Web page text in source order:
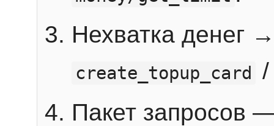
Нехватка денег
create_topup_card
Пакет запросов